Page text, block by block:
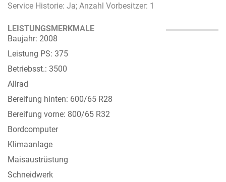
Service Historie: Ja; Anzahl Vorbesitzer: 1
LEISTUNGSMERKMALE
Baujahr: 2008
Leistung PS: 375
Betriebsst.: 3500
Allrad
Bereifung hinten: 600/65 R28
Bereifung vorne: 800/65 R32
Bordcomputer
Klimaanlage
Maisaustrüstung
Schneidwerk